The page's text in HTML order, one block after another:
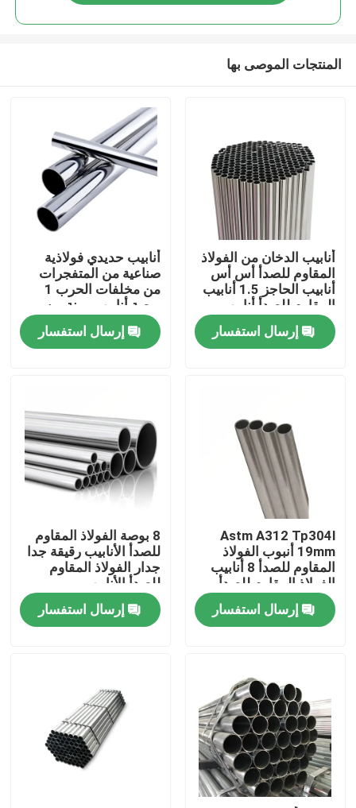
المنزل
فيديوهات
حولنا
جولة في المصنع
مراقبة الجودة
أخبار
اطلب اقتباس
صفائح الفولاذ المقاوم للصدأ
المنتجات الموصى بها
أنابيب الدخان من الفولاذ
المقاوم للصدأ أس أس
أنابيب الحاجز 1.5 أنابيب
المقاوم للصدأ أنابيب
مكافحة التبريد المقاوم
للصدأ إرسال استفسار
أنابيب حديدي فولاذية
صناعية من المتفجرات
من مخلفات الحرب 1
بوصة أنابيب مرنة من
الفولاذ المقاوم للصدأ
إرسال استفسار
Astm A312 Tp304l
19mm أنبوب الفولاذ
المقاوم للصدأ 8 أنابيب
الفولاذ المقاوم للصدأ
أنبوب أنبوب Tp347h
إرسال استفسار
8 بوصة الفولاذ المقاوم
للصدأ الأنابيب رقيقة جدا
جدار الفولاذ المقاوم
للصدأ الأنابيب
إرسال استفسار